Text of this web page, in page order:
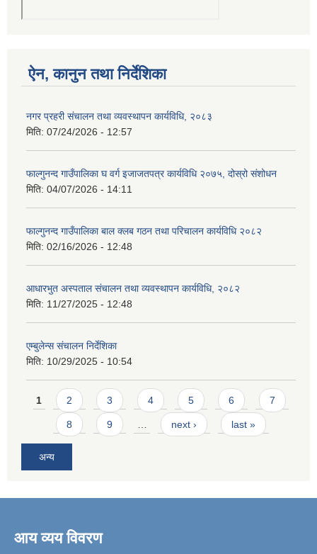
ऐन, कानुन तथा निर्देशिका
नगर प्रहरी संचालन तथा व्यवस्थापन कार्यविधि, २०८३
मिति: 07/24/2026 - 12:57
फाल्गुनन्द गाउँपालिका घ वर्ग इजाजतपत्र कार्यविधि २०७५, दोस्रो संशोधन
मिति: 04/07/2026 - 14:11
फाल्गुनन्द गाउँपालिका बाल क्लब गठन तथा परिचालन कार्यविधि २०८२
मिति: 02/16/2026 - 12:48
आधारभुत अस्पताल संचालन तथा व्यवस्थापन कार्यविधि, २०८२
मिति: 11/27/2025 - 12:48
एम्बुलेन्स संचालन निर्देशिका
मिति: 10/29/2025 - 10:54
Pages
1 2 3 4 5 6 7
8 9 next › last »
अन्य
आय व्यय विवरण